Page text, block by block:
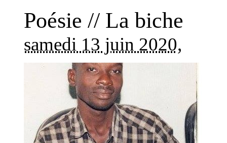
Poésie // La biche
samedi 13 juin 2020,